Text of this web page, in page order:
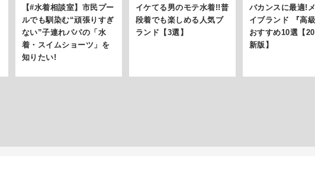
【#水着相談室】市民プー
ルでも馴染む“頑張りすぎ
ない”子連れパパの「水
着・スイムショーツ」を
知りたい!
イケてる男のモテ水着!!普
段着でも楽しめる人気ブ
ランド【3選】
バカンスに最適!
イブランド 『高級
おすすめ10選【
新版】